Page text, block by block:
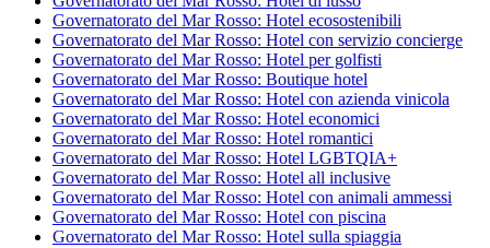
Governatorato del Mar Rosso: Hotel ecosostenibili
Governatorato del Mar Rosso: Hotel con servizio concierge
Governatorato del Mar Rosso: Hotel per golfisti
Governatorato del Mar Rosso: Boutique hotel
Governatorato del Mar Rosso: Hotel con azienda vinicola
Governatorato del Mar Rosso: Hotel economici
Governatorato del Mar Rosso: Hotel romantici
Governatorato del Mar Rosso: Hotel LGBTQIA+
Governatorato del Mar Rosso: Hotel all inclusive
Governatorato del Mar Rosso: Hotel con animali ammessi
Governatorato del Mar Rosso: Hotel con piscina
Governatorato del Mar Rosso: Hotel sulla spiaggia